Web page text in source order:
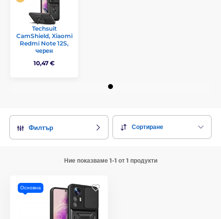
Techsuit
CamShield, Xiaomi
Redmi Note 12S,
черен
10,47 €
Филтър Сортиране
Ние показваме 1-1 от 1 продукти
Основна